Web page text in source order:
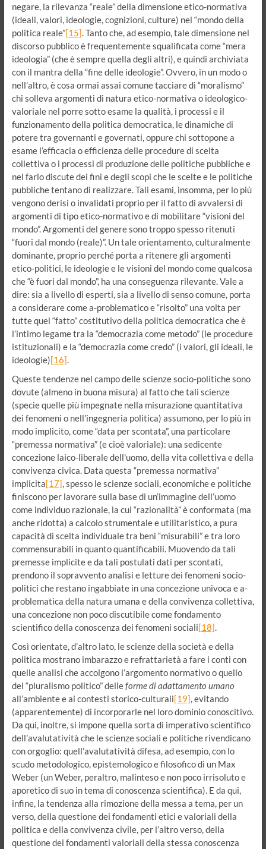
negare, la rilevanza “reale” della dimensione etico-normativa
(ideali, valori, ideologie, cognizioni, culture) nel “mondo della
politica reale”[15]. Tanto che, ad esempio, tale dimensione nel
discorso pubblico è frequentemente squalificata come “mera
ideologia” (che è sempre quella degli altri), e quindi archiviata
con il mantra della “fine delle ideologie”. Ovvero, in un modo o
nell’altro, è cosa ormai assai comune tacciare di “moralismo”
chi solleva argomenti di natura etico-normativa o ideologico-
valoriale nel porre sotto esame la qualità, i processi e il
funzionamento della politica democratica, le dinamiche di
potere tra governanti e governati, oppure chi sottopone a
esame l’efficacia o efficienza delle procedure di scelta
collettiva o i processi di produzione delle politiche pubbliche e
nel farlo discute dei fini e degli scopi che le scelte e le politiche
pubbliche tentano di realizzare. Tali esami, insomma, per lo più
vengono derisi o invalidati proprio per il fatto di avvalersi di
argomenti di tipo etico-normativo e di mobilitare “visioni del
mondo”. Argomenti del genere sono troppo spesso ritenuti
“fuori dal mondo (reale)”. Un tale orientamento, culturalmente
dominante, proprio perché porta a ritenere gli argomenti
etico-politici, le ideologie e le visioni del mondo come qualcosa
che “è fuori dal mondo”, ha una conseguenza rilevante. Vale a
dire: sia a livello di esperti, sia a livello di senso comune, porta
a considerare come a-problematico e “risolto” una volta per
tutte quel “fatto” costitutivo della politica democratica che è
l’intimo legame tra la “democrazia come metodo” (le procedure
istituzionali) e la “democrazia come credo” (i valori, gli ideali, le
ideologie)[16].
Queste tendenze nel campo delle scienze socio-politiche sono
dovute (almeno in buona misura) al fatto che tali scienze
(specie quelle più impegnate nella misurazione quantitativa
dei fenomeni o nell’ingegneria politica) assumono, per lo più in
modo implicito, come “data per scontata”, una particolare
“premessa normativa” (e cioè valoriale): una sedicente
concezione laico-liberale dell’uomo, della vita collettiva e della
convivenza civica. Data questa “premessa normativa”
implicita[17], spesso le scienze sociali, economiche e politiche
finiscono per lavorare sulla base di un’immagine dell’uomo
come individuo razionale, la cui “razionalità” è conformata (ma
anche ridotta) a calcolo strumentale e utilitaristico, a pura
capacità di scelta individuale tra beni “misurabili” e tra loro
commensurabili in quanto quantificabili. Muovendo da tali
premesse implicite e da tali postulati dati per scontati,
prendono il sopravvento analisi e letture dei fenomeni socio-
politici che restano ingabbiate in una concezione univoca e a-
problematica della natura umana e della convivenza collettiva,
una concezione non poco discutibile come fondamento
scientifico della conoscenza dei fenomeni sociali[18].
Così orientate, d’altro lato, le scienze della società e della
politica mostrano imbarazzo e refrattarietà a fare i conti con
quelle analisi che accolgono l’argomento normativo o quello
del “pluralismo politico” delleforme di adattamento umano
all’ambiente e ai contesti storico-culturali[19], evitando
(apparentemente) di incorporarle nel loro dominio conoscitivo.
Da qui, inoltre, si impone quella sorta di imperativo scientifico
dell’avalutatività che le scienze sociali e politiche rivendicano
con orgoglio: quell’avalutatività difesa, ad esempio, con lo
scudo metodologico, epistemologico e filosofico di un Max
Weber (un Weber, peraltro, malinteso e non poco irrisoluto e
aporetico di suo in tema di conoscenza scientifica). E da qui,
infine, la tendenza alla rimozione della messa a tema, per un
verso, della questione dei fondamenti etici e valoriali della
politica e della convivenza civile, per l’altro verso, della
questione dei fondamenti valoriali della stessa conoscenza